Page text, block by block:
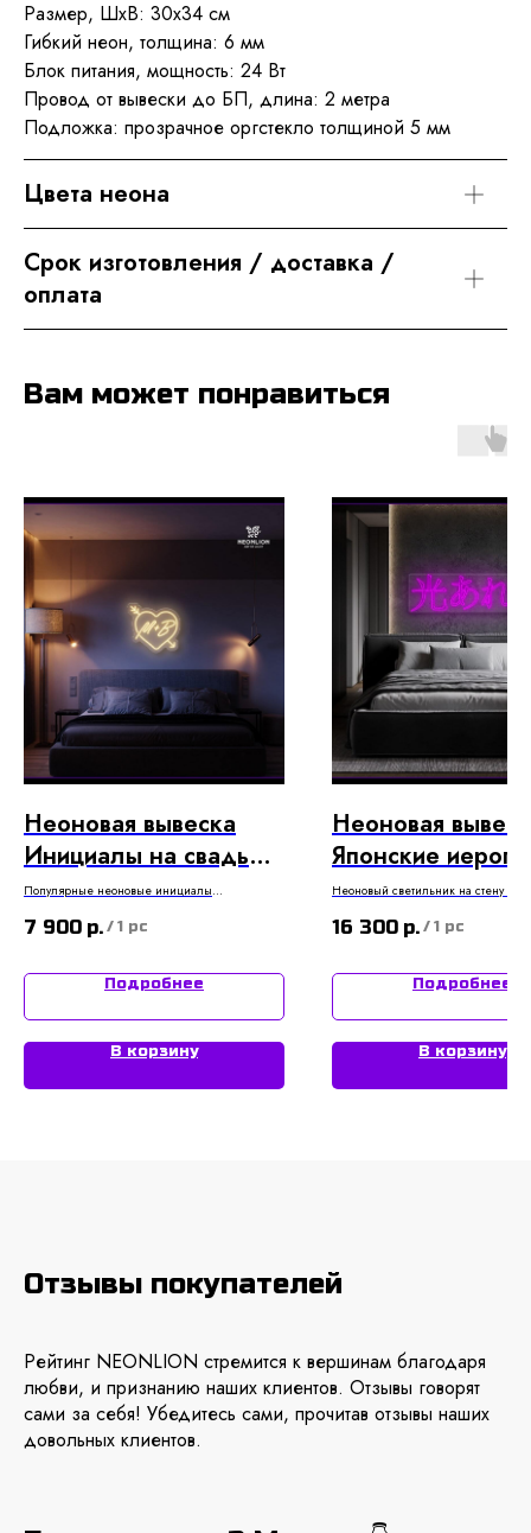
Размер, ШхВ: 30x34 см
Гибкий неон, толщина: 6 мм
Блок питания, мощность: 24 Вт
Провод от вывески до БП, длина: 2 метра
Подложка: прозрачное оргстекло толщиной 5 мм
Цвета неона
Срок изготовления / доставка /
оплата
Вам может понравиться
Неоновая вывеска
Инициалы на свадьбу
М+В в сердце
Популярные неоновые инициалы
стрелкой
7 900 р./1 pc
Подробнее
В корзину
Неоновая
Японские
光あれ - да будет
Хикару Манга
Неоновый светильник на стену в
16 300 р./1 pc
Подробнее
В корзину
Отзывы покупателей
Рейтинг NEONLION стремится к вершинам благодаря
любви, и признанию наших клиентов. Отзывы говорят
сами за себя! Убедитесь сами, прочитав отзывы наших
довольных клиентов.